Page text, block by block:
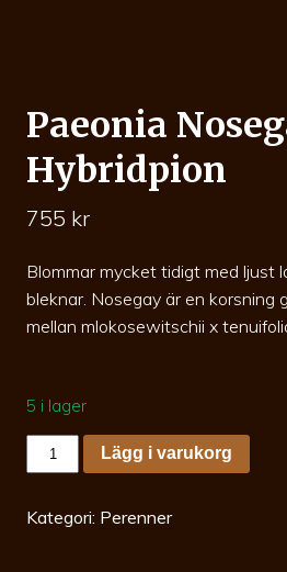
Paeonia
Hybridpion
755 kr
Blommar mycket tidigt med ljust
bleknar. Nosegay är en
mellan mlokosewitschii x
5 i lager
Paeonia
Nosegay
co
mängd
Lägg i varukorg
Kategori: Perenner